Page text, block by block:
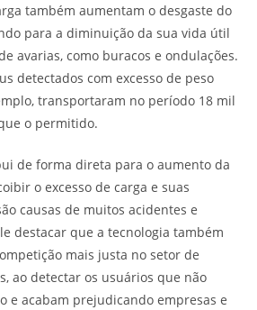
também aumentam o desgaste do
para a diminuição da sua vida útil
avarias, como buracos e ondulações.
detectados com excesso de peso
transportaram no período 18 mil
o permitido.
de forma direta para o aumento da
o excesso de carga e suas
causas de muitos acidentes e
destacar que a tecnologia também
mais justa no setor de
ao detectar os usuários que não
e acabam prejudicando empresas e